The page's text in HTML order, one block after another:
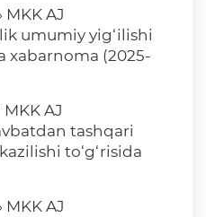
MKK AJ
umumiy yig‘ilishi
xabarnoma (2025-
MKK AJ
tashqari
to‘g‘risida
MKK AJ